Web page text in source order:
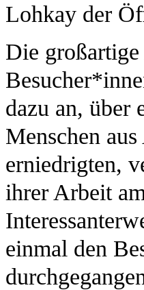
Lohkay der
Die
dazu an, über
Menschen
erniedrigten,
ihrer Arbeit
einmal den